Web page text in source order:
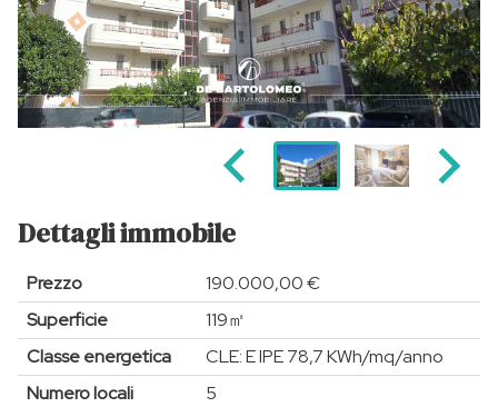
Dettagli immobile
Prezzo
190.000,00 €
Superficie
119㎡
Classe energetica
CLE: E IPE 78,7 KWh/mq/anno
Numero locali
5